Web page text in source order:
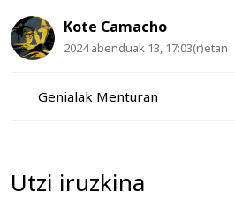
Kote Camacho
2024 abenduak 13, 17:03(r)etan
Genialak Menturan
Utzi iruzkina